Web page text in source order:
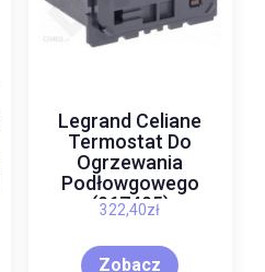
Legrand Celiane
Termostat Do
Ogrzewania
Podłowgowego
(067405)
322,40zł
Zobacz